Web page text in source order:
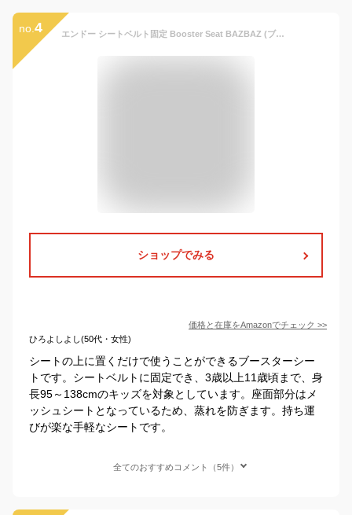
no. 4 エンドー シートベルト固定 Booster Seat BAZBAZ (ブースターシート バズバズ) ネイビー 3歳~ ()
ショップでみる
価格と在庫をAmazonでチェック >>
ひろよしよし(50代・女性)
シートの上に置くだけで使うことができるブースターシー
トです。シートベルトに固定でき、3歳以上11歳頃まで、身
長95～138cmのキッズを対象としています。座面部分はメ
ッシュシートとなっているため、蒸れを防ぎます。持ち運
びが楽な手軽なシートです。
全てのおすすめコメント（5件）